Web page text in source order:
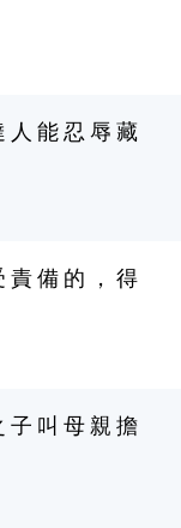
人 能 忍 辱 藏
責 備 的 ， 得
子 叫 母 親 擔